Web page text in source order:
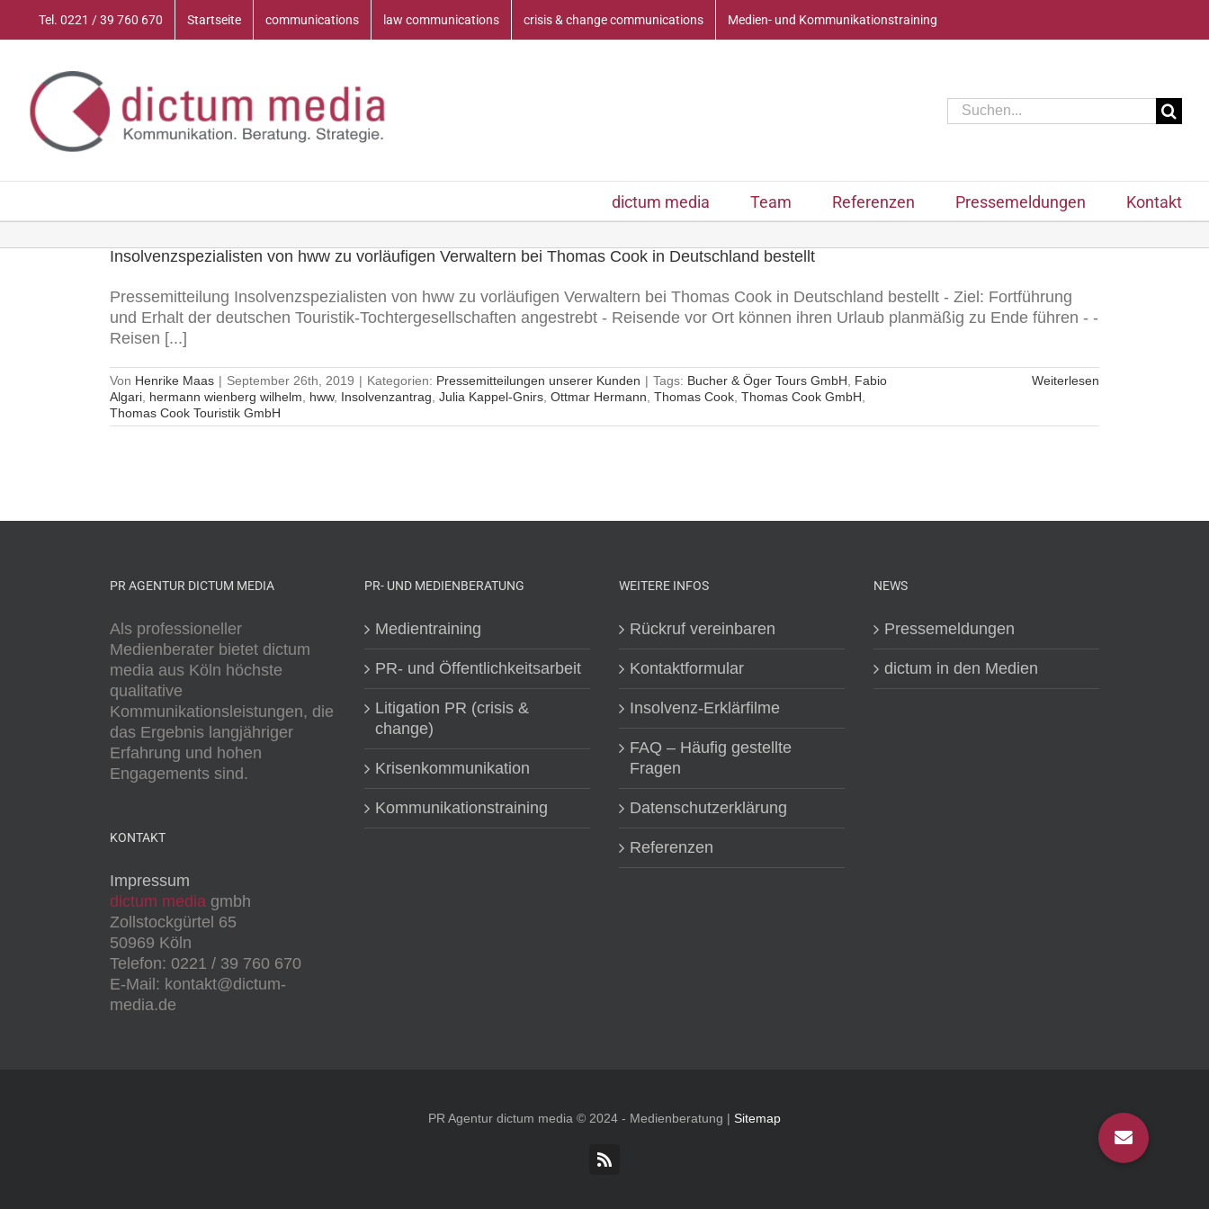
Tel. 0221 / 39 760 670 Startseite communications law communications crisis & change communications Medien- und Kommunikationstraining
Suche
nach:
dictum media Team Referenzen Pressemeldungen Kontakt
Insolvenzspezialisten von hww zu vorläufigen Verwaltern bei Thomas Cook in Deutschland bestellt
Pressemitteilung Insolvenzspezialisten von hww zu vorläufigen Verwaltern bei Thomas Cook in Deutschland bestellt - Ziel: Fortführung
und Erhalt der deutschen Touristik-Tochtergesellschaften angestrebt - Reisende vor Ort können ihren Urlaub planmäßig zu Ende führen - -
Reisen [...]
Von Henrike Maas | September 26th, 2019 | Kategorien: Pressemitteilungen unserer Kunden | Tags: Bucher & Öger Tours GmbH
Fabio
Algari hermann wienberg wilhelm hww, Insolvenzantrag Julia Kappel-Gnirs Ottmar Hermann Thomas Cook Thomas Cook GmbH
Thomas Cook Touristik GmbH
Weiterlesen
PR AGENTUR DICTUM MEDIA
Als professioneller
Medienberater bietet dictum
media aus Köln höchste
qualitative
Kommunikationsleistungen, die
das Ergebnis langjähriger
Erfahrung und hohen
Engagements sind.
KONTAKT
Impressum
dictum media gmbh
Zollstockgürtel 65
50969 Köln
Telefon: 0221 / 39 760 670
E-Mail: kontakt@dictum-
media.de
PR- UND MEDIENBERATUNG
Medientraining
PR- und Öffentlichkeitsarbeit
Litigation PR (crisis &
change)
Krisenkommunikation
Kommunikationstraining
WEITERE INFOS
Rückruf vereinbaren
Kontaktformular
Insolvenz-Erklärfilme
FAQ – Häufig gestellte
Fragen
Datenschutzerklärung
Referenzen
NEWS
Pressemeldungen
dictum in den Medien
PR Agentur dictum media © 2024 - Medienberatung | Sitemap
Rss